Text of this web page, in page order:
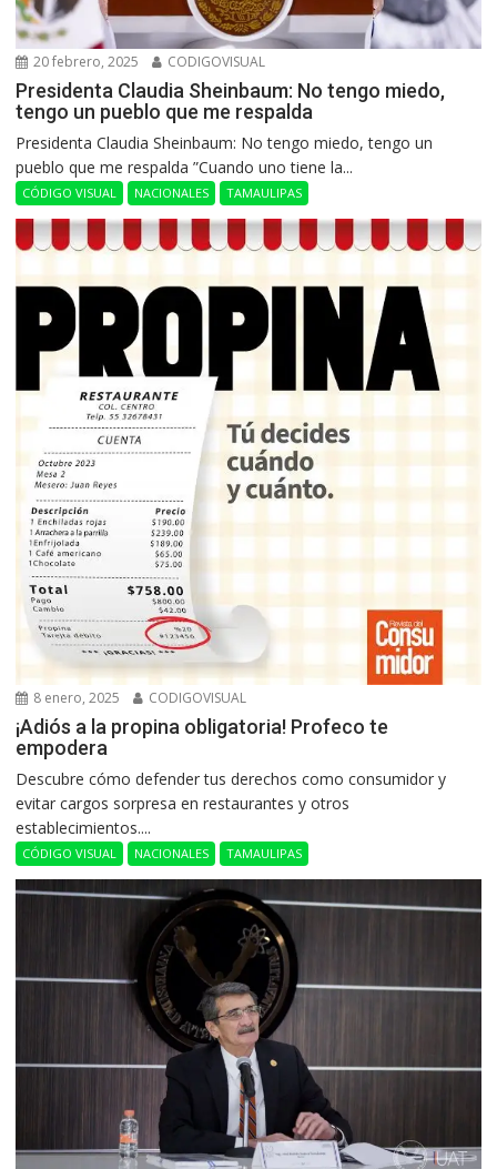
20 febrero, 2025 CODIGOVISUAL
Presidenta Claudia Sheinbaum: No tengo miedo,
tengo un pueblo que me respalda
Presidenta Claudia Sheinbaum: No tengo miedo, tengo un
pueblo que me respalda ”Cuando uno tiene la...
CÓDIGO VISUAL NACIONALES TAMAULIPAS
8 enero, 2025 CODIGOVISUAL
¡Adiós a la propina obligatoria! Profeco te
empodera
Descubre cómo defender tus derechos como consumidor y
evitar cargos sorpresa en restaurantes y otros
establecimientos....
CÓDIGO VISUAL NACIONALES TAMAULIPAS